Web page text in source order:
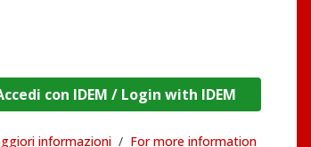
Accedi con IDEM / Login with IDEM
informazioni / For more information